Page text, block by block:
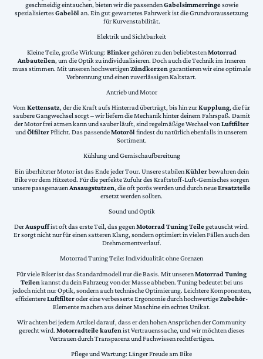
geschmeidig eintauchen, bieten wir die passendenGabelsimmerringesowie
spezialisiertesGabelölan. Ein gut gewartetes Fahrwerk ist die Grundvoraussetzung
für Kurvenstabilität.
Elektrik und Sichtbarkeit
Kleine Teile, große Wirkung: Blinkergehören zu den beliebtestenMotorrad
Anbauteilen, um die Optik zu individualisieren. Doch auch die Technik im Inneren
muss stimmen. Mit unseren hochwertigenZündkerzen garantieren wir eine optimale
Verbrennung und einen zuverlässigen Kaltstart.
Antrieb und Motor
VomKettensatz, der die Kraft aufs Hinterrad überträgt, bis hin zurKupplung, die für
saubere Gangwechsel sorgt – wir liefern die Mechanik hinter deinem Fahrspaß. Damit
der Motor frei atmen kann und sauber läuft, sind regelmäßige Wechsel vonLuftfilter
undÖlfilterPflicht. Das passendeMotorölfindest du natürlich ebenfalls in unserem
Sortiment.
Kühlung und Gemischaufbereitung
Ein überhitzter Motor ist das Ende jeder Tour. Unsere stabilenKühlerbewahren dein
Bike vor dem Hitzetod. Für die perfekte Zufuhr des Kraftstoff-Luft-Gemisches sorgen
unsere passgenauenAnsaugstutzen, die oft porös werden und durch neueErsatzteile
ersetzt werden sollten.
Sound und Optik
DerAuspuffist oft das erste Teil, das gegenMotorrad Tuning Teilegetauscht wird.
Er sorgt nicht nur für einen satteren Klang, sondern optimiert in vielen Fällen auch den
Drehmomentverlauf.
Motorrad Tuning Teile: Individualität ohne Grenzen
Für viele Biker ist das Standardmodell nur die Basis. Mit unserenMotorrad Tuning
Teilen kannst du dein Fahrzeug von der Masse abheben. Tuning bedeutet bei uns
jedoch nicht nur Optik, sondern auch technische Optimierung. Leichtere Komponenten,
effizientereLuftfilteroder eine verbesserte Ergonomie durch hochwertigeZubehör-
Elemente machen aus deiner Maschine ein echtes Unikat.
Wir achten bei jedem Artikel darauf, dass er den hohen Ansprüchen der Community
gerecht wird. Motorradteile kaufen ist Vertrauenssache, und wir möchten dieses
Vertrauen durch Transparenz und Fachwissen rechtfertigen.
Pflege und Wartung: Länger Freude am Bike